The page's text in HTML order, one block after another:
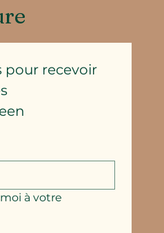
pour recevoir
à votre